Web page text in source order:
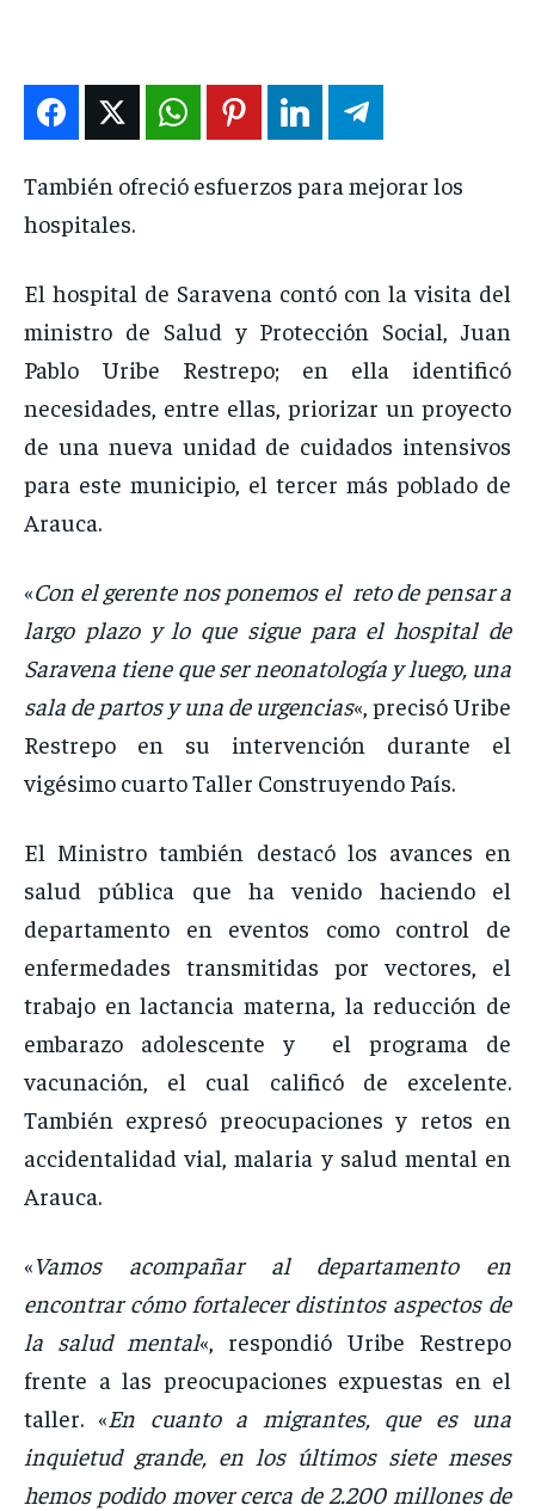
EN VIVO
NOSOTROS
INSTITUCIONAL
EN VIVO
NOSOTROS
INSTITUCIONAL
EN VIVO
NOSOTROS
INSTITUCIONAL
EN VIVO
NOSOTROS
INSTITUCIONAL
También ofreció esfuerzos para mejorar los
hospitales.
El hospital de Saravena contó con la visita del
ministro de Salud y Protección Social, Juan
Pablo Uribe Restrepo; en ella identificó
necesidades, entre ellas, priorizar un proyecto
de una nueva unidad de cuidados intensivos
para este municipio, el tercer más poblado de
Arauca.
«Con el gerente nos ponemos el reto de pensar a
largo plazo y lo que sigue para el hospital de
Saravena tiene que ser neonatología y luego, una
sala de partos y una de urgencias«, precisó Uribe
Restrepo en su intervención durante el
vigésimo cuarto Taller Construyendo País.
El Ministro también destacó los avances en
salud pública que ha venido haciendo el
departamento en eventos como control de
enfermedades transmitidas por vectores, el
trabajo en lactancia materna, la reducción de
embarazo adolescente y el programa de
vacunación, el cual calificó de excelente.
También expresó preocupaciones y retos en
accidentalidad vial, malaria y salud mental en
Arauca.
«Vamos acompañar al departamento en
encontrar cómo fortalecer distintos aspectos de
la salud mental«, respondió Uribe Restrepo
frente a las preocupaciones expuestas en el
taller. «En cuanto a migrantes, que es una
inquietud grande, en los últimos siete meses
hemos podido mover cerca de 2.200 millones de